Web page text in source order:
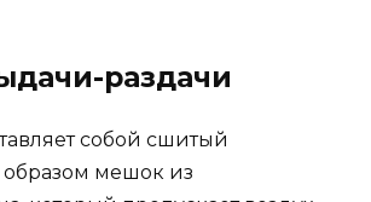
раздачи
собой сшитый
мешок из